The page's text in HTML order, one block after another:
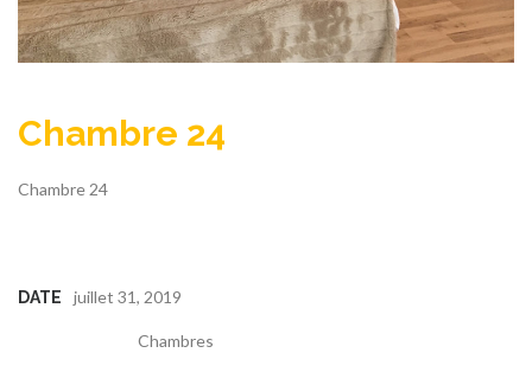
Chambre 24
Chambre 24
DATE juillet 31, 2019
Chambres